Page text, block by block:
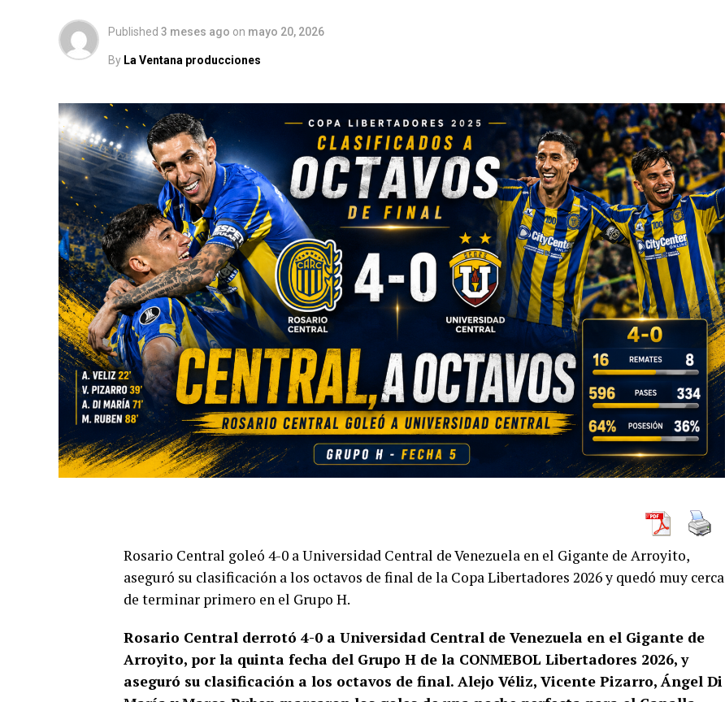
Published 3 meses ago on mayo 20, 2026
By La Ventana producciones
Rosario Central goleó 4-0 a Universidad Central de Venezuela en el Gigante de Arroyito,
aseguró su clasificación a los octavos de final de la Copa Libertadores 2026 y quedó muy cerca
de terminar primero en el Grupo H.
Rosario Central derrotó 4-0 a Universidad Central de Venezuela en el Gigante de
Arroyito, por la quinta fecha del Grupo H de la CONMEBOL Libertadores 2026, y
aseguró su clasificación a los octavos de final. Alejo Véliz, Vicente Pizarro, Ángel Di